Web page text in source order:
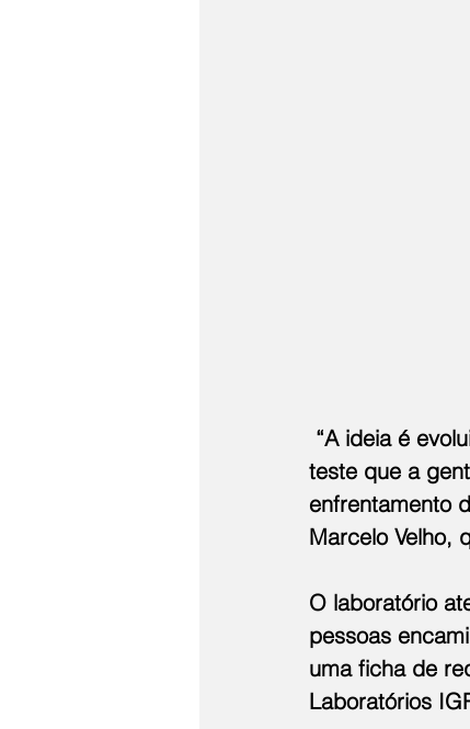
“A ideia é
teste que a
enfrentamento
Marcelo Velho,
O laboratório
pessoas
uma ficha de
Laboratórios